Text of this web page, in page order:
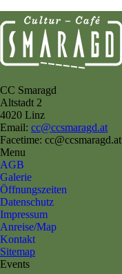
CC Smaragd
Altstadt 2
4020 Linz
Email: cc@ccsmaragd.at
Facetime: cc@ccsmaragd.at
Menu
AGB
Galerie
Öffnungszeiten
Datenschutz
Impressum
Anreise/Map
Kontakt
Sitemap
Events